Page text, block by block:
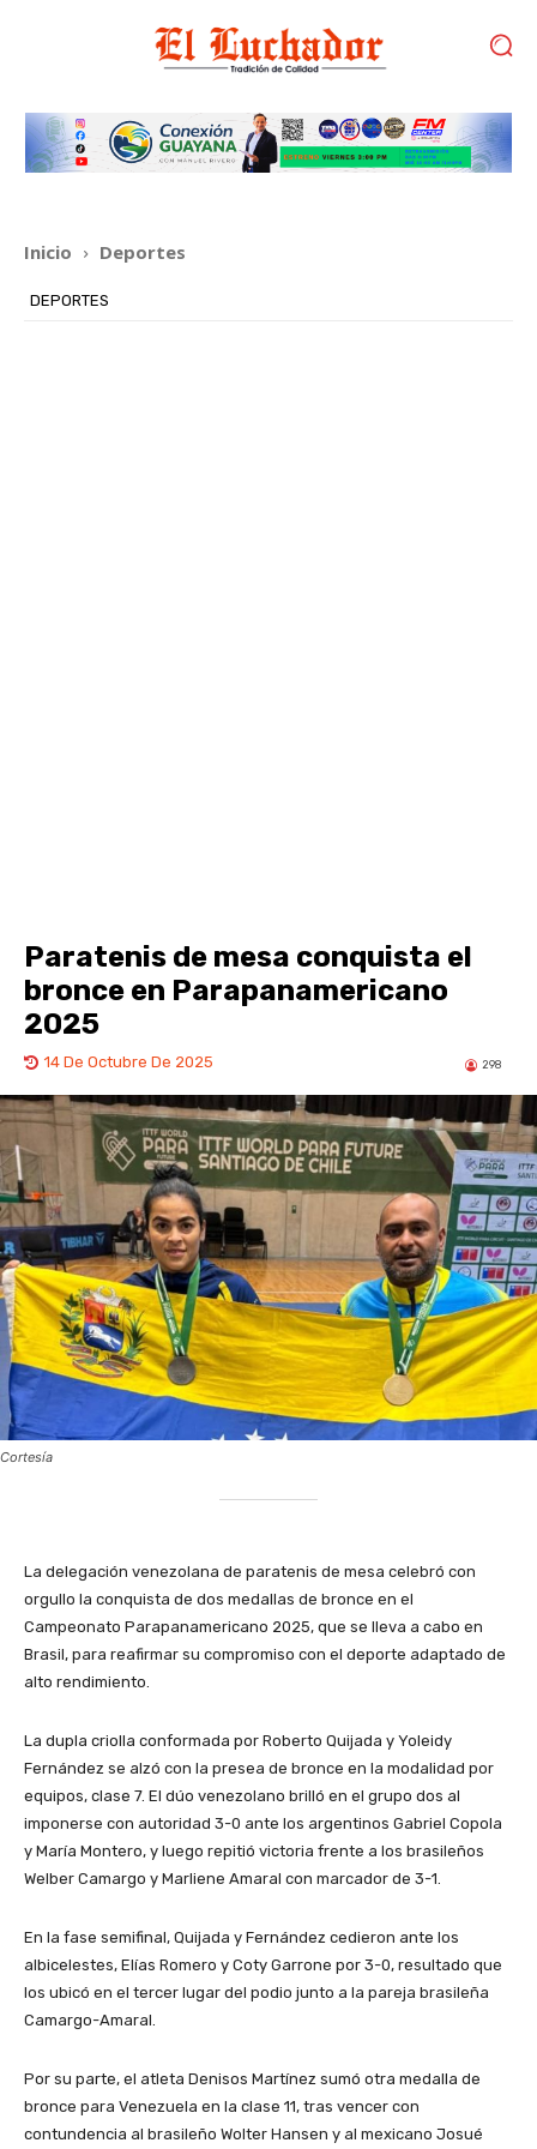
Inicio Deportes
DEPORTES
Paratenis de mesa conquista el
bronce en Parapanamericano
2025
14 De Octubre De 2025 298
Cortesía
La delegación venezolana de paratenis de mesa celebró con
orgullo la conquista de dos medallas de bronce en el
Campeonato Parapanamericano 2025, que se lleva a cabo en
Brasil, para reafirmar su compromiso con el deporte adaptado de
alto rendimiento.
La dupla criolla conformada por Roberto Quijada y Yoleidy
Fernández se alzó con la presea de bronce en la modalidad por
equipos, clase 7. El dúo venezolano brilló en el grupo dos al
imponerse con autoridad 3-0 ante los argentinos Gabriel Copola
y María Montero, y luego repitió victoria frente a los brasileños
Welber Camargo y Marliene Amaral con marcador de 3-1.
En la fase semifinal, Quijada y Fernández cedieron ante los
albicelestes, Elías Romero y Coty Garrone por 3-0, resultado que
los ubicó en el tercer lugar del podio junto a la pareja brasileña
Camargo-Amaral.
Por su parte, el atleta Denisos Martínez sumó otra medalla de
bronce para Venezuela en la clase 11, tras vencer con
contundencia al brasileño Wolter Hansen y al mexicano Josué